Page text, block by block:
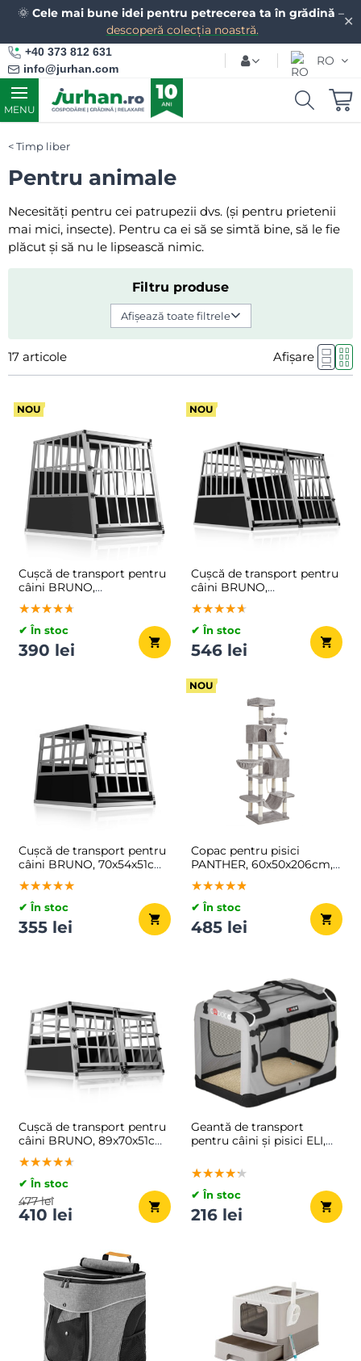
✕
🌞 Cele mai bune idei pentru petrecerea ta în grădină –
descoperă colecția noastră.
+40 373 812 631
info@jurhan.com
RO
MENU
Timp liber
Pentru animale
Necesități pentru cei patrupezii dvs. (și pentru prietenii
mai mici, insecte). Pentru ca ei să se simtă bine, să le fie
plăcut și să nu le lipsească nimic.
Filtru produse
Afișează toate filtrele
17 articole Afișare
NOU
Cușcă de transport pentru
câini BRUNO,
66x90x72cm,
argintiu/negru
★★★★★
★★★★★
★★★★★
✔ În stoc
390 lei
NOU
Cușcă de transport pentru
câini BRUNO,
97x90x72cm,
argintiu/negru
★★★★★
★★★★★
★★★★★
✔ În stoc
546 lei
Cușcă de transport pentru
câini BRUNO, 70x54x51cm,
argintiu/negru
★★★★★
★★★★★
★★★★★
✔ În stoc
355 lei
NOU
Copac pentru pisici
PANTHER, 60x50x206cm,
gri
★★★★★
★★★★★
★★★★★
✔ În stoc
485 lei
Cușcă de transport pentru
câini BRUNO, 89x70x51cm,
argintiu/negru
★★★★★
★★★★★
★★★★★
✔ În stoc
410 lei
477 lei
Geantă de transport
pentru câini și pisici ELI,
★★★★★
★★★★★
★★★★★
✔ În stoc
216 lei